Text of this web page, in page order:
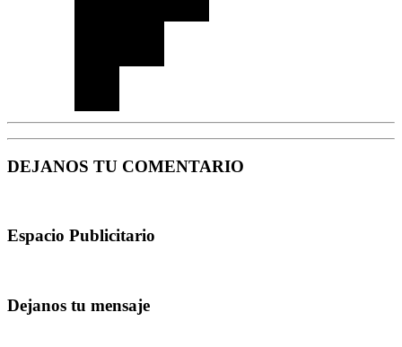
DEJANOS TU COMENTARIO
Espacio Publicitario
Dejanos tu mensaje